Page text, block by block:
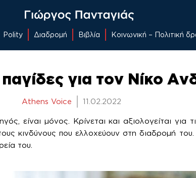
Polity Διαδρομή Βιβλία Κοινωνική – Πολιτική
παγίδες για τον Νίκο
Athens Voice 11.02.2022
είναι μόνος. Κρίνεται και αξιολογείται για
κινδύνους που ελλοχεύουν στη διαδρομή
του.